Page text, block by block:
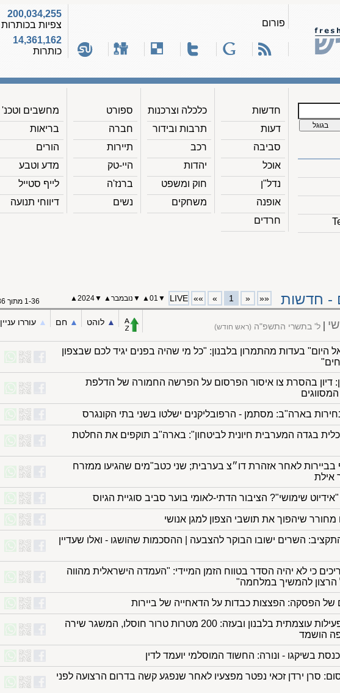
פורום
200,034,255
צפיות בכותרות
14,361,162
כותרות
חדשות
דעות
סביבה
אוכל
נדל"ן
אופנה
חרדים
כלכלה וצרכנות
תרבות ובידור
רכב
יהדות
חוק ומשפט
משחקים
ספורט
חברה
תיירות
היי-טק
ברנז'ה
נשים
מחשבים וטכנ'
בריאות
הורים
מדע וטבע
לייף סטייל
דיווחי תנועה
- חדשות ««
«
1
»
»»
LIVE
▼
01
▲
▼ נובמבר▲
▼
2024
▲ 1-36 מתוך 36
ל' בתשרי התשפ"ה (ראש חודש) ▲︎ לוהט ▲︎ חם ▲︎ עוררו עניין
היום" בעדות מהתמרון בלבנון: "כל מי שהיה בפנים יגיד לכם שבצפון
דיון בהסרת צו איסור הפרסום על הפרשה החמורה של הדלפת
בארה"ב: מסתמן - הרפובליקנים ישלטו בשני בתי הקונגרס
בגדה המערבית חיונית לביטחון": בארה"ב תוקפים את החלטת
לאחר אזהרת דו״צ בערבית; שני כטב"מים שהגיעו ממזרח
אילת
שימושי"? הציבור הדתי-לאומי בוער סביב סוגיית הגיוס
שיהפוך את תושבי הצפון למגן אנושי
השרים ישובו הבוקר להצבעה | ההסכמות שהושגו - ואלו שעדיין
כי לא יהיה הסדר בטווח הזמן המיידי: "העמדה הישראלית מהווה
להמשיך במלחמה"
של הפסקה: הפצצות כבדות על הדאחייה של ביירות
יממה של פעילות עוצמתית בלבנון ובעזה: 200 מטרות טרור חוסלו, המשגר שירה
הושמד
בשיקגו - ונורה: החשוד המוסלמי יועמד לדין
סרן ירדן זכאי נפטר מפצעיו לאחר שנפגע קשה בדרום הרצועה לפני